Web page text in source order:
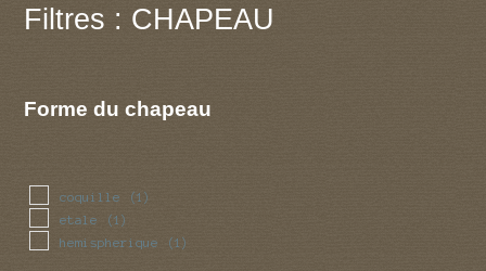
Filtres : CHAPEAU
Forme du chapeau
coquille (1)
etale (1)
hemispherique (1)